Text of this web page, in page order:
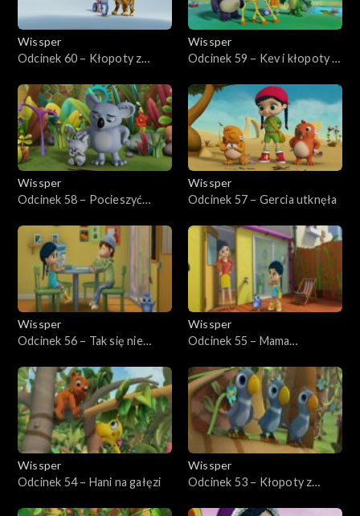
Wissper
Odcinek 60 – Kłopoty z
Wissper
Odcinek 59 – Kev i kłopoty z
Wissper
Odcinek 58 – Pocieszyć
Wissper
Odcinek 57 – Gercia utknęła
Wissper
Odcinek 56 – Tak się nie
Wissper
Odcinek 55 – Mama
Wissper
Odcinek 54 – Hani na gałęzi
Wissper
Odcinek 53 – Kłopoty z